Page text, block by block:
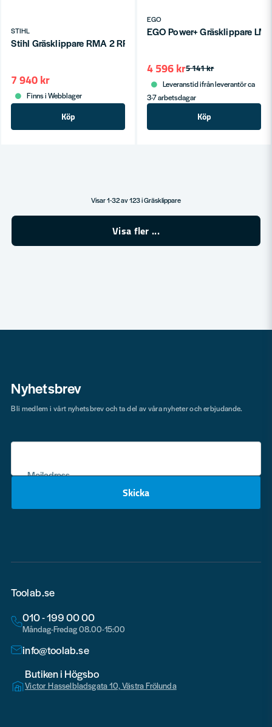
STIHL
Stihl Gräsklippare RMA 2 RPV Batteridriven 36V (utan batteri)
7 940 kr
Finns i Webblager
Köp
EGO
EGO Power+ Gräsklippare
5 141 kr
4 596 kr
Leveranstid ifrån leverantör ca
3-7 arbetsdagar
Köp
Visar 1-32 av 123 i Gräsklippare
Visa fler ...
Nyhetsbrev
Mejladress
Skicka
Bli medlem i vårt nyhetsbrev och ta del av våra nyheter och erbjudande.
Toolab.se
010 - 199 00 00
Måndag-Fredag 08.00-15:00
info@toolab.se
Butiken i Högsbo
Victor Hasselbladsgata 10, Västra Frölunda